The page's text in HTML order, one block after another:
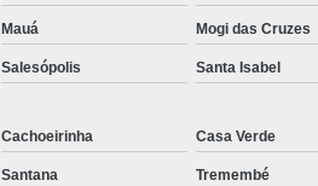
Mauá Mogi das Cruzes
Salesópolis Santa Isabel
Cachoeirinha Casa Verde
Santana Tremembé